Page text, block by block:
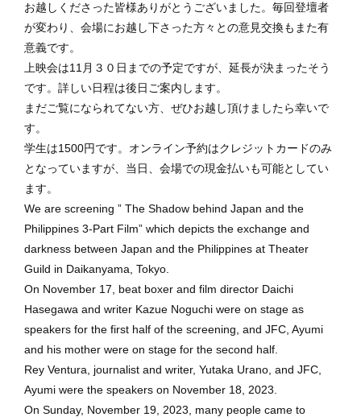
お越しくださった皆様ありがとうございました。毎回登壇者
が変わり、会場にお越し下さった方々との意見交換もまた有
意義です。
上映会は11月３０日までの予定ですが、延長が決まったそう
です。詳しい日程は後日ご案内します。
まだご覧になられてない方、ぜひお越し頂けましたら幸いで
す。
学生は1500円です。オンライン予約はクレジットカードのみ
となっていますが、当日、会場での現金払いも可能としてい
ます。
We are screening ” The Shadow behind Japan and the
Philippines 3-Part Film” which depicts the exchange and
darkness between Japan and the Philippines at Theater
Guild in Daikanyama, Tokyo.
On November 17, beat boxer and film director Daichi
Hasegawa and writer Kazue Noguchi were on stage as
speakers for the first half of the screening, and JFC, Ayumi
and his mother were on stage for the second half.
Rey Ventura, journalist and writer, Yutaka Urano, and JFC,
Ayumi were the speakers on November 18, 2023.
On Sunday, November 19, 2023, many people came to